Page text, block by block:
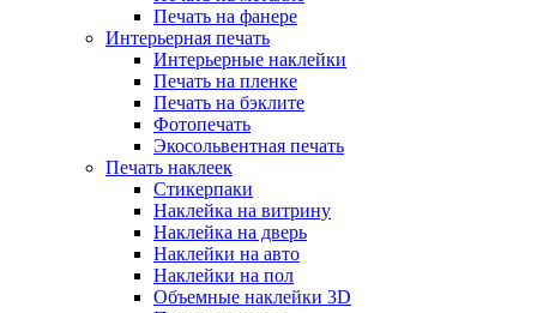
Печать на фанере
Интерьерная печать
Интерьерные наклейки
Печать на пленке
Печать на бэклите
Фотопечать
Экосольвентная печать
Печать наклеек
Стикерпаки
Наклейка на витрину
Наклейка на дверь
Наклейки на авто
Наклейки на пол
Объемные наклейки 3D